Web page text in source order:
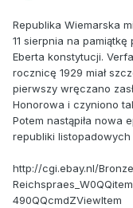
Republika Wiemarska
11 sierpnia na
Eberta konstytucji.
rocznicę 1929 miał
pierwszy wręczano
Honorowa i czyniono
Potem nastąpiła nowa
republiki
http://cgi.ebay.nl/
490QQcmdZViewItem